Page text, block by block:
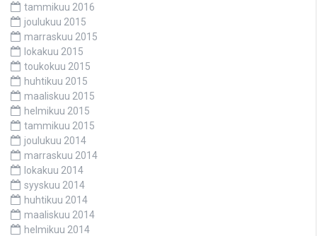
tammikuu 2016
joulukuu 2015
marraskuu 2015
lokakuu 2015
toukokuu 2015
huhtikuu 2015
maaliskuu 2015
helmikuu 2015
tammikuu 2015
joulukuu 2014
marraskuu 2014
lokakuu 2014
syyskuu 2014
huhtikuu 2014
maaliskuu 2014
helmikuu 2014